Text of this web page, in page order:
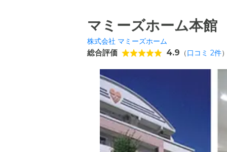
マミーズホーム本館
株式会社 マミーズホーム
総合評価 4.9 （口コミ 2件